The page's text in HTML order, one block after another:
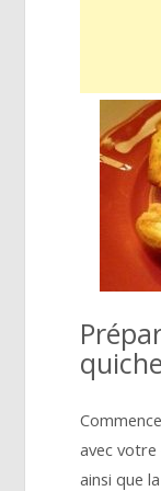
avec
ainsi que